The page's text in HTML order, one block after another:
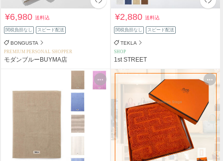
¥6,980送料込
関税負担なし スピード配送
BONGUSTA
PREMIUM PERSONAL SHOPPER
モダンブルーBUYMA店
¥2,880送料込
関税負担なし スピード配送
TEKLA
SHOP
1st STREET